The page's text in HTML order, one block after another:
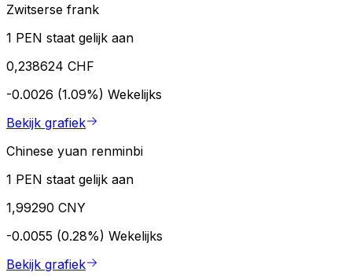
Zwitserse frank
1 PEN staat gelijk aan
0,238624 CHF
-0.0026 (1.09%) Wekelijks
Bekijk grafiek
Chinese yuan renminbi
1 PEN staat gelijk aan
1,99290 CNY
-0.0055 (0.28%) Wekelijks
Bekijk grafiek